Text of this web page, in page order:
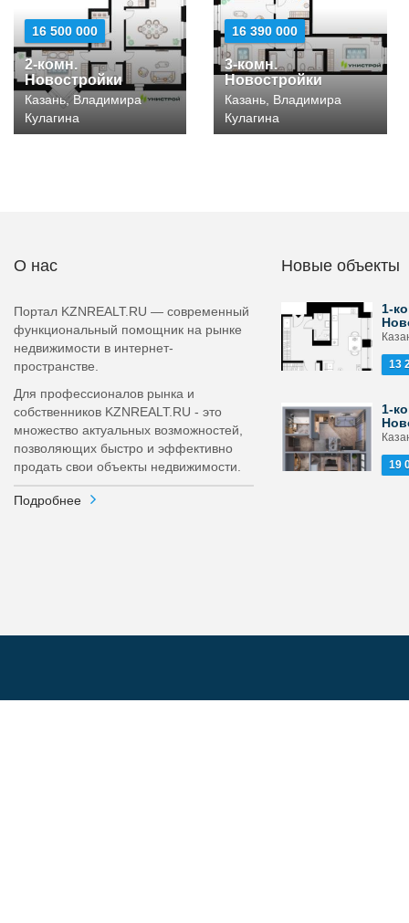
16 500 000
2-комн.
Новостройки
Казань, Владимира
Кулагина
16 390 000
3-комн.
Новостройки
Казань, Владимира
Кулагина
О нас
Портал KZNREALT.RU — современный
функциональный помощник на рынке
недвижимости в интернет-
пространстве.
Для профессионалов рынка и
собственников KZNREALT.RU - это
множество актуальных возможностей,
позволяющих быстро и эффективно
продать свои объекты недвижимости.
Подробнее
Новые объекты
1-
13
1-
19